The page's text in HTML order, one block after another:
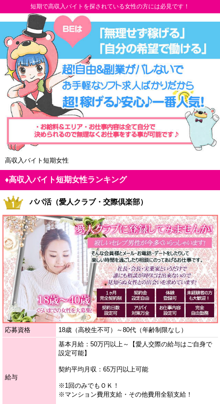
短期で高収入バイトを探されている女性の方には必見です！
高収入バイト短期女性
♦高収入バイト短期女性ランキング
パパ活（愛人クラブ・交際倶楽部）
応募資格 18歳（高校生不可）～80代（年齢制限なし）
給与
基本月給：50万円以上～【愛人交際の給与はご自身で
設定可能】
契約平均月収：65万円以上可能
※1回のみでもＯＫ！
※マンション費用支給・その他費用全額支給！